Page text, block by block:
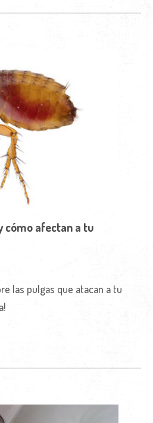
cómo afectan a tu
las pulgas que atacan a tu